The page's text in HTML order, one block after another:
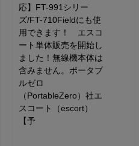
応】FT-991シリー
ズ/FT-710Fieldにも使
用できます！ エスコ
ート単体販売を開始し
ました！無線機本体は
含みません。ポータブ
ルゼロ
（PortableZero）社エ
スコート（escort）
【予